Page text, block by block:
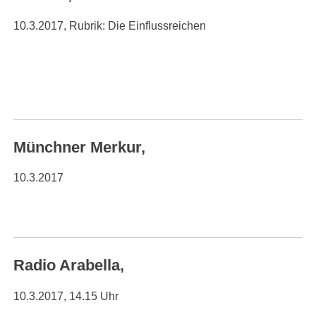
10.3.2017, Rubrik: Die Einflussreichen
Münchner Merkur,
10.3.2017
Radio Arabella,
10.3.2017, 14.15 Uhr